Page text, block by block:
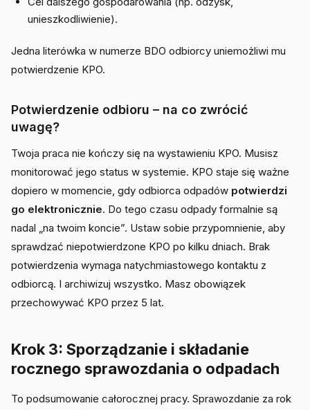
unieszkodliwienie).
Jedna literówka w numerze BDO odbiorcy uniemożliwi mu
potwierdzenie KPO.
Potwierdzenie odbioru – na co zwrócić
uwagę?
Twoja praca nie kończy się na wystawieniu KPO. Musisz
monitorować jego status w systemie. KPO staje się ważne
dopiero w momencie, gdy odbiorca odpadów potwierdzi
go elektronicznie. Do tego czasu odpady formalnie są
nadal „na twoim koncie”. Ustaw sobie przypomnienie, aby
sprawdzać niepotwierdzone KPO po kilku dniach. Brak
potwierdzenia wymaga natychmiastowego kontaktu z
odbiorcą. I archiwizuj wszystko. Masz obowiązek
przechowywać KPO przez 5 lat.
Krok 3: Sporządzanie i składanie
rocznego sprawozdania o odpadach
To podsumowanie całorocznej pracy. Sprawozdanie za rok